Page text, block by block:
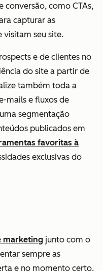
conversão, como CTAs,
capturar as
visitam seu site.
e de clientes no
do site a partir de
também toda a
mails e fluxos de
segmentação
publicados em
favoritas à
exclusivas do
marketing junto com o
sempre as
e no momento certo.